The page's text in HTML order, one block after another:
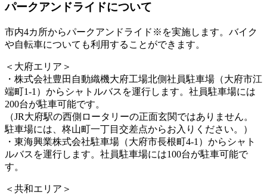
パークアンドライドについて
市内4カ所からパークアンドライド※を実施します。バイク
や自転車についても利用することができます。
＜大府エリア＞
・株式会社豊田自動織機大府工場北側社員駐車場（大府市江
端町1-1）からシャトルバスを運行します。社員駐車場には
200台が駐車可能です。
（JR大府駅の西側ロータリーの正面玄関ではありません。
駐車場には、柊山町一丁目交差点からお入りください。）
・東海興業株式会社駐車場（大府市長根町4-1）からシャト
ルバスを運行します。社員駐車場には100台が駐車可能で
す。
＜共和エリア＞